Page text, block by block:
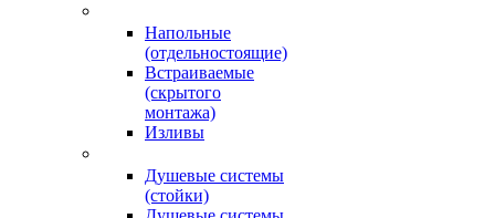
Напольные
(отдельностоящие)
Встраиваемые
(скрытого
монтажа)
Изливы
Душевые системы
(стойки)